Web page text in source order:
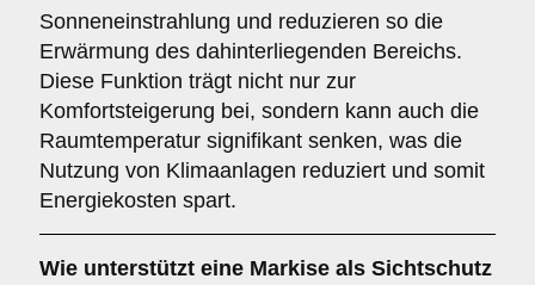
Sonneneinstrahlung und reduzieren so die
Erwärmung des dahinterliegenden Bereichs.
Diese Funktion trägt nicht nur zur
Komfortsteigerung bei, sondern kann auch die
Raumtemperatur signifikant senken, was die
Nutzung von Klimaanlagen reduziert und somit
Energiekosten spart.
Wie unterstützt eine Markise als Sichtschutz